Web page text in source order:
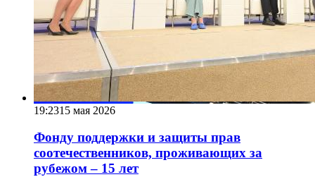
19:2315 мая 2026
Фонду поддержки и защиты прав
соотечественников, проживающих за
рубежом – 15 лет